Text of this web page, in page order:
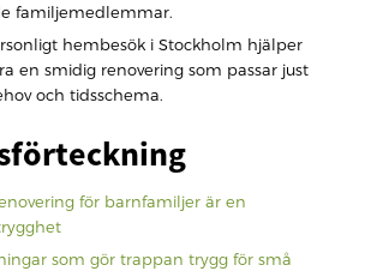
familjemedlemmar.
hembesök i Stockholm hjälper
en smidig renovering som passar just
och tidsschema.
för barnfamiljer är en
som gör trappan trygg för små